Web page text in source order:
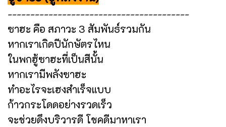
----------------------------------------
ซาฮะ คือ สภาวะ 3 สัมพันธ์รวมกัน
หากเราเกิดปีนักษัตรไหน
ในพกฮู้ซาฮะที่เป็นสีนั้น
หากเรามีพลังซาฮะ
ทำอะไรจะเฮงสำเร็จแบบ
ก้าวกระโดดอย่างรวดเร็ว
จะช่วยดึงบริวารดี โชคดีมาหาเรา